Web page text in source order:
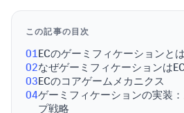
この記事の目次
01ECのゲーミフィケーションと
02なぜゲーミフィケーションは
03ECのコアゲームメカニクス
04ゲーミフィケーションの実装
プ戦略